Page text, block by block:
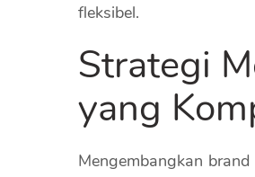
fleksibel.
Strategi
yang
Mengembangkan